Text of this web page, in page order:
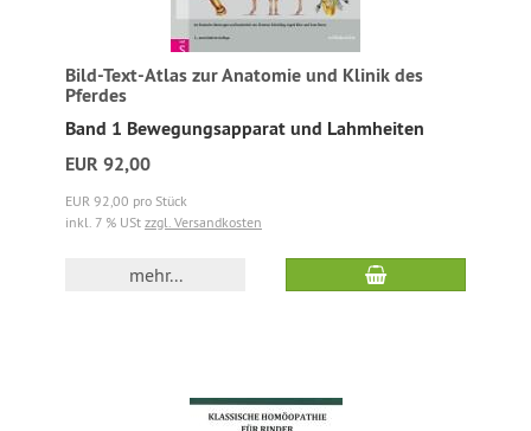
Bild-Text-Atlas zur Anatomie und Klinik des
Pferdes
Band 1 Bewegungsapparat und Lahmheiten
EUR 92,00
EUR 92,00 pro Stück
inkl. 7 % USt zzgl. Versandkosten
mehr...